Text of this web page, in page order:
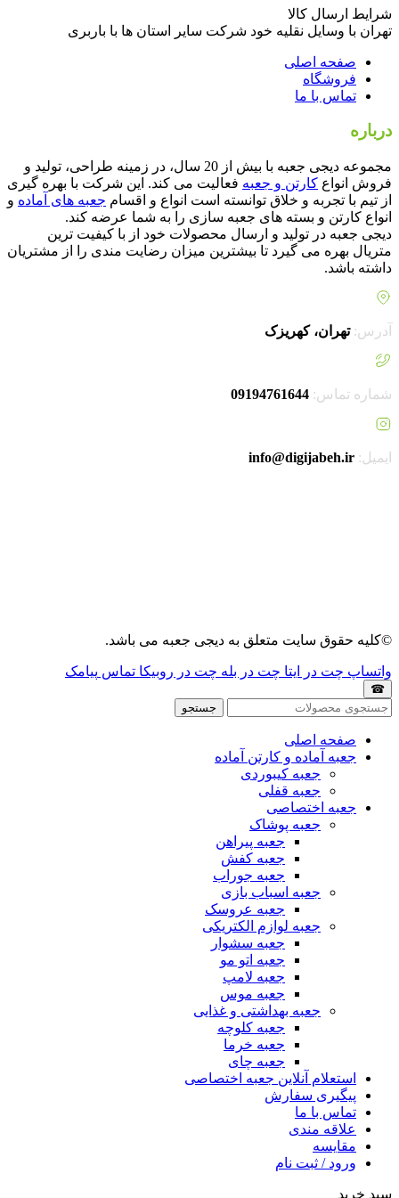
شرایط ارسال کالا
تهران با وسایل نقلیه خود شرکت سایر استان ها با باربری
صفحه اصلی
فروشگاه
تماس با ما
درباره
مجموعه دیجی جعبه با بیش از 20 سال، در زمینه طراحی، تولید و
فروش انواع کارتن و جعبه فعالیت می کند. این شرکت با بهره گیری
از تیم با تجربه و خلاق توانسته است انواع و اقسام جعبه های آماده و
انواع کارتن و بسته های جعبه سازی را به شما عرضه کند.
دیجی جعبه در تولید و ارسال محصولات خود از با کیفیت ترین
متریال بهره می گیرد تا بیشترین میزان رضایت مندی را از مشتریان
داشته باشد.
آدرس:تهران، کهریزک
شماره تماس: 09194761644
ایمیل: info@digijabeh.ir
©کلیه حقوق سایت متعلق به دیجی جعبه می باشد.
واتساپ چت در ایتا چت در بله چت در روبیکا تماس پیامک
☎
جستجو
صفحه اصلی
جعبه آماده و کارتن آماده
جعبه کیبوردی
جعبه قفلی
جعبه اختصاصی
جعبه پوشاک
جعبه پیراهن
جعبه کفش
جعبه جوراب
جعبه اسباب بازی
جعبه عروسک
جعبه لوازم الکتریکی
جعبه سشوار
جعبه اتو مو
جعبه لامپ
جعبه موس
جعبه بهداشتی و غذایی
جعبه کلوچه
جعبه خرما
جعبه چای
استعلام آنلاین جعبه اختصاصی
پیگیری سفارش
تماس با ما
علاقه مندی
مقایسه
ورود / ثبت نام
سبد خرید